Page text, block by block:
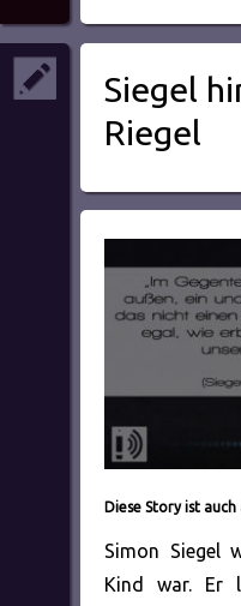
Siegel
Riegel
Diese Story ist auch
Simon Siegel
Kind war. Er